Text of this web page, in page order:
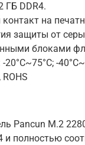
DDR4.
на
защиты от
блоками
-
Pancun M.2
и полностью